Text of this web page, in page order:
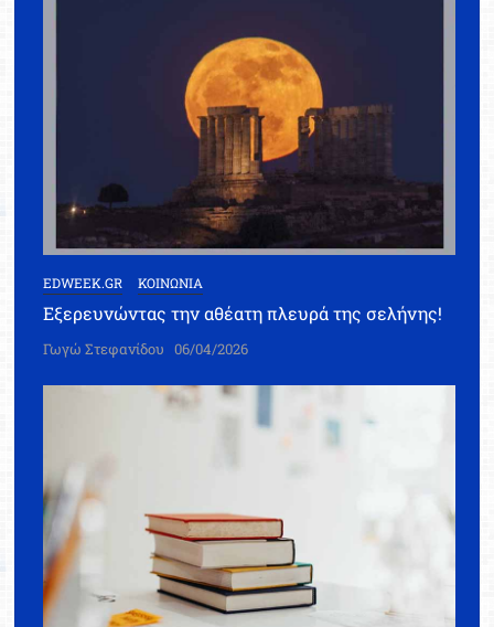
EDWEEK.GR ΚΟΙΝΩΝΙΑ
Εξερευνώντας την αθέατη πλευρά της σελήνης!
Γωγώ Στεφανίδου 06/04/2026